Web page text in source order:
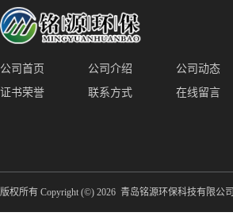
公司首页 公司介绍 公司动态
证书荣誉
联系方式 在线留言
版权所有 Copyright (©) 2026 青岛铭源环保科技有限公司